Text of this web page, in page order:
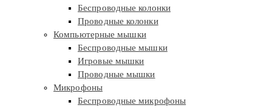
Беспроводные колонки
Проводные колонки
Компьютерные мышки
Беспроводные мышки
Игровые мышки
Проводные мышки
Микрофоны
Беспроводные микрофоны